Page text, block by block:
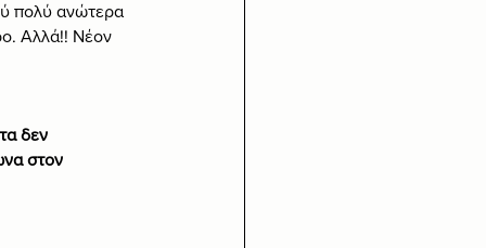
πολύ ανώτερα
Αλλά!! Νέον
δεν
στον